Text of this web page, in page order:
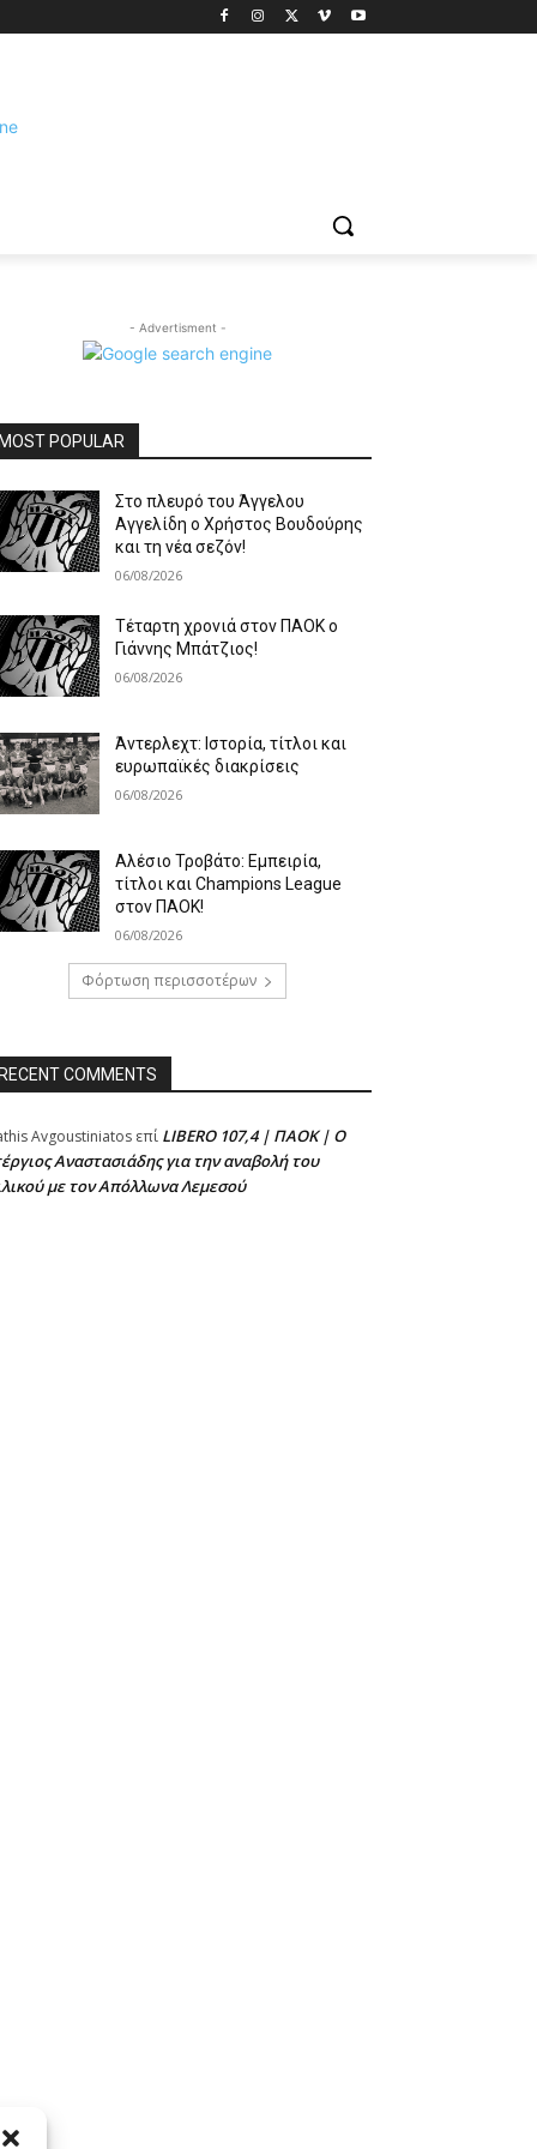
- Advertisment -
POPULAR
Στο πλευρό του Άγγελου
Αγγελίδη ο Χρήστος Βουδούρης
και τη νέα σεζόν!
06/08/2026
Τέταρτη χρονιά στον ΠΑΟΚ ο
Γιάννης Μπάτζιος!
06/08/2026
Άντερλεχτ: Ιστορία, τίτλοι και
ευρωπαϊκές διακρίσεις
06/08/2026
Αλέσιο Τροβάτο: Εμπειρία,
τίτλοι και Champions League
στον ΠΑΟΚ!
06/08/2026
Φόρτωση περισσοτέρων
COMMENTS
Avgoustiniatos επί LIBERO 107,4 | ΠΑΟΚ | Ο
Αναστασιάδης για την αναβολή του
με τον Απόλλωνα Λεμεσού